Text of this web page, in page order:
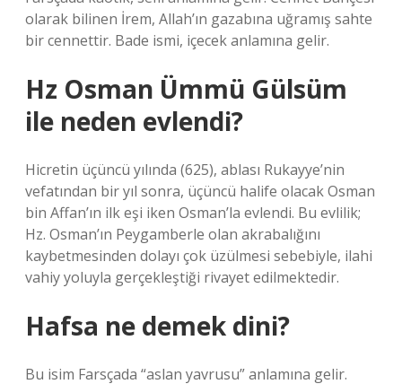
olarak bilinen İrem, Allah’ın gazabına uğramış sahte
bir cennettir. Bade ismi, içecek anlamına gelir.
Hz Osman Ümmü Gülsüm
ile neden evlendi?
Hicretin üçüncü yılında (625), ablası Rukayye’nin
vefatından bir yıl sonra, üçüncü halife olacak Osman
bin Affan’ın ilk eşi iken Osman’la evlendi. Bu evlilik;
Hz. Osman’ın Peygamberle olan akrabalığını
kaybetmesinden dolayı çok üzülmesi sebebiyle, ilahi
vahiy yoluyla gerçekleştiği rivayet edilmektedir.
Hafsa ne demek dini?
Bu isim Farsçada “aslan yavrusu” anlamına gelir.